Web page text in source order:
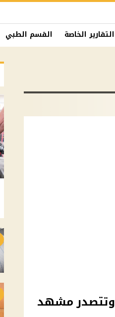
التقارير الخاصة القسم الطبي
سامية الحديدي أصغر نائب في برلمان 2026 وتتصدر مشهد